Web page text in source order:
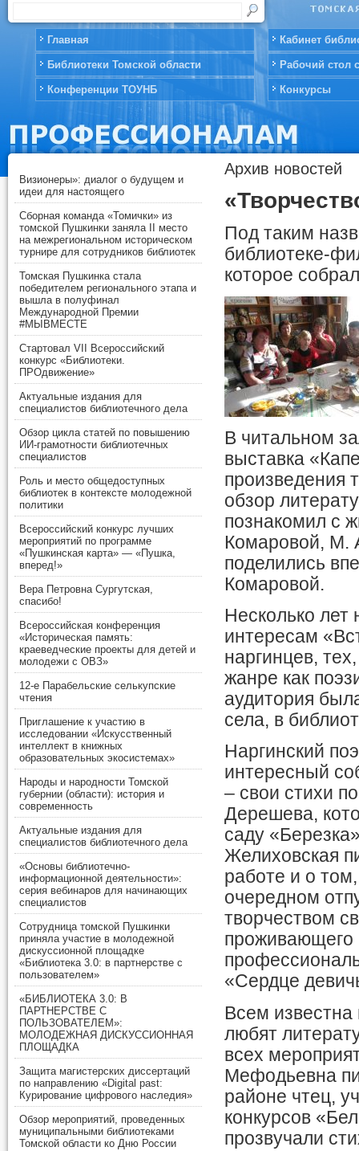
Главная
Библиотеки Томской области
Конференции ТОУНБ
Кабинет
Рабочий стол
Конкурсы
Визионеры»: диалог о будущем и
идеи для настоящего
Сборная команда «Томички» из
томской Пушкинки заняла II место
на межрегиональном историческом
турнире для сотрудников библиотек
Томская Пушкинка стала
победителем регионального этапа и
вышла в полуфинал
Международной Премии
#МЫВМЕСТЕ
Стартовал VII Всероссийский
конкурс «Библиотеки.
ПРОдвижение»
Актуальные издания для
специалистов библиотечного дела
Обзор цикла статей по повышению
ИИ-грамотности библиотечных
специалистов
Роль и место общедоступных
библиотек в контексте молодежной
политики
Всероссийский конкурс лучших
мероприятий по программе
«Пушкинская карта» — «Пушка,
вперед!»
Вера Петровна Сургутская,
спасибо!
Всероссийская конференция
«Историческая память:
краеведческие проекты для детей и
молодежи с ОВЗ»
12-е Парабельские селькупские
чтения
Приглашение к участию в
исследовании «Искусственный
интеллект в книжных
образовательных экосистемах»
Народы и народности Томской
губернии (области): история и
современность
Актуальные издания для
специалистов библиотечного дела
«Основы библиотечно-
информационной деятельности»:
серия вебинаров для начинающих
специалистов
Сотрудница томской Пушкинки
приняла участие в молодежной
дискуссионной площадке
«Библиотека 3.0: в партнерстве с
пользователем»
«БИБЛИОТЕКА 3.0: В
ПАРТНЕРСТВЕ С
ПОЛЬЗОВАТЕЛЕМ»:
МОЛОДЕЖНАЯ ДИСКУССИОННАЯ
ПЛОЩАДКА
Защита магистерских диссертаций
по направлению «Digital past:
Курирование цифрового наследия»
Обзор мероприятий, проведенных
муниципальными библиотеками
Томской области ко Дню России
Архив новостей
Под таким
библиотеке-
которое
В читальном
выставка
произведения
обзор
познакомил с
Комаровой, М.
поделились
Комаровой.
Несколько лет
интересам
наргинцев,
жанре как
аудитория
села, в
Наргинский
интересный
– свои стихи
Дерешева,
саду
Желиховская
работе и о
очередном
творчеством
проживающего
«Сердце
Всем
любят
всех
Мефодьевна
районе чтец,
конкурсов
прозвучали